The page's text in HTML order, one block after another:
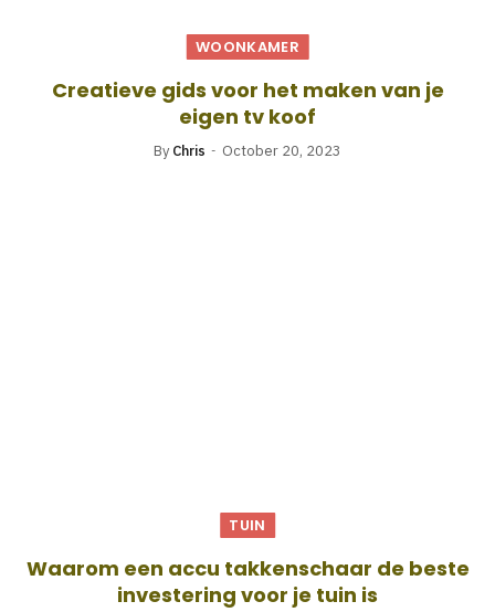
WOONKAMER
Creatieve gids voor het maken van je
eigen tv koof
By Chris October 20, 2023
TUIN
Waarom een accu takkenschaar de beste
investering voor je tuin is